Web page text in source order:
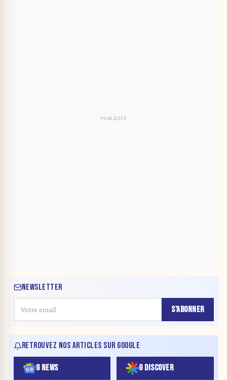
NEWSLETTER
S'ABONNER
RETROUVEZ NOS ARTICLES SUR GOOGLE
G NEWS G DISCOVER